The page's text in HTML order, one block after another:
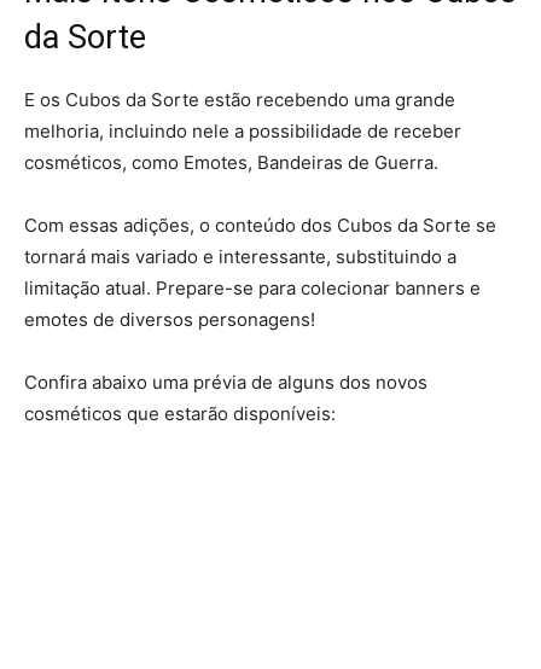
da Sorte
E os Cubos da Sorte estão recebendo uma grande
melhoria, incluindo nele a possibilidade de receber
cosméticos, como Emotes, Bandeiras de Guerra.
Com essas adições, o conteúdo dos Cubos da Sorte se
tornará mais variado e interessante, substituindo a
limitação atual. Prepare-se para colecionar banners e
emotes de diversos personagens!
Confira abaixo uma prévia de alguns dos novos
cosméticos que estarão disponíveis: